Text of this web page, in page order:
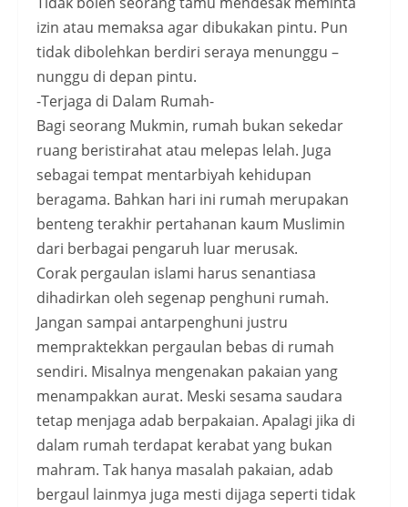
izin atau memaksa agar dibukakan pintu. Pun
tidak dibolehkan berdiri seraya menunggu –
nunggu di depan pintu.
-Terjaga di Dalam Rumah-
Bagi seorang Mukmin, rumah bukan sekedar
ruang beristirahat atau melepas lelah. Juga
sebagai tempat mentarbiyah kehidupan
beragama. Bahkan hari ini rumah merupakan
benteng terakhir pertahanan kaum Muslimin
dari berbagai pengaruh luar merusak.
Corak pergaulan islami harus senantiasa
dihadirkan oleh segenap penghuni rumah.
Jangan sampai antarpenghuni justru
mempraktekkan pergaulan bebas di rumah
sendiri. Misalnya mengenakan pakaian yang
menampakkan aurat. Meski sesama saudara
tetap menjaga adab berpakaian. Apalagi jika di
dalam rumah terdapat kerabat yang bukan
mahram. Tak hanya masalah pakaian, adab
bergaul lainmya juga mesti dijaga seperti tidak